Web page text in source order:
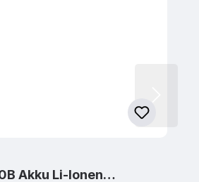
Akku Li-Ionen…